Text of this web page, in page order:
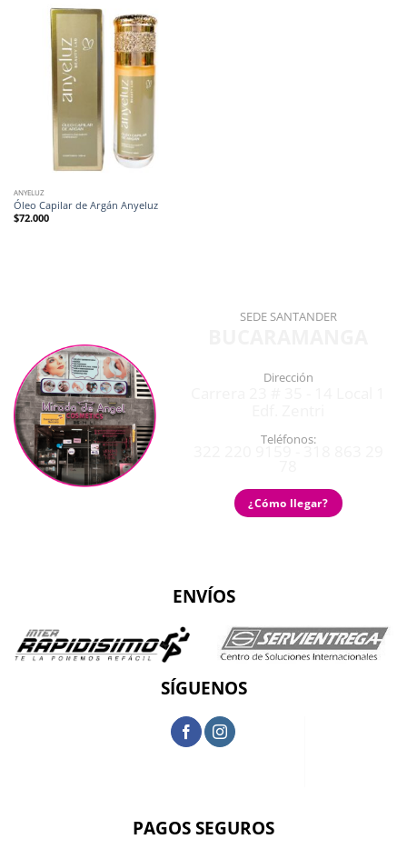
ANYELUZ
Óleo Capilar de Argán Anyeluz
$72.000
SEDE SANTANDER
Dirección
Teléfonos:
¿Cómo llegar?
ENVÍOS
SÍGUENOS
PAGOS SEGUROS